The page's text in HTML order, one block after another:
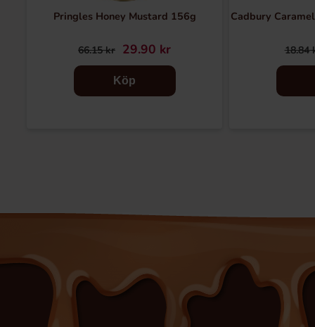
Pringles Honey Mustard 156g
66.15 kr 29.90 kr
Köp
Cadbury
18.84